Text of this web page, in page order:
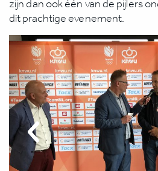
zijn dan ook één van de pijlers
dit prachtige evenement.